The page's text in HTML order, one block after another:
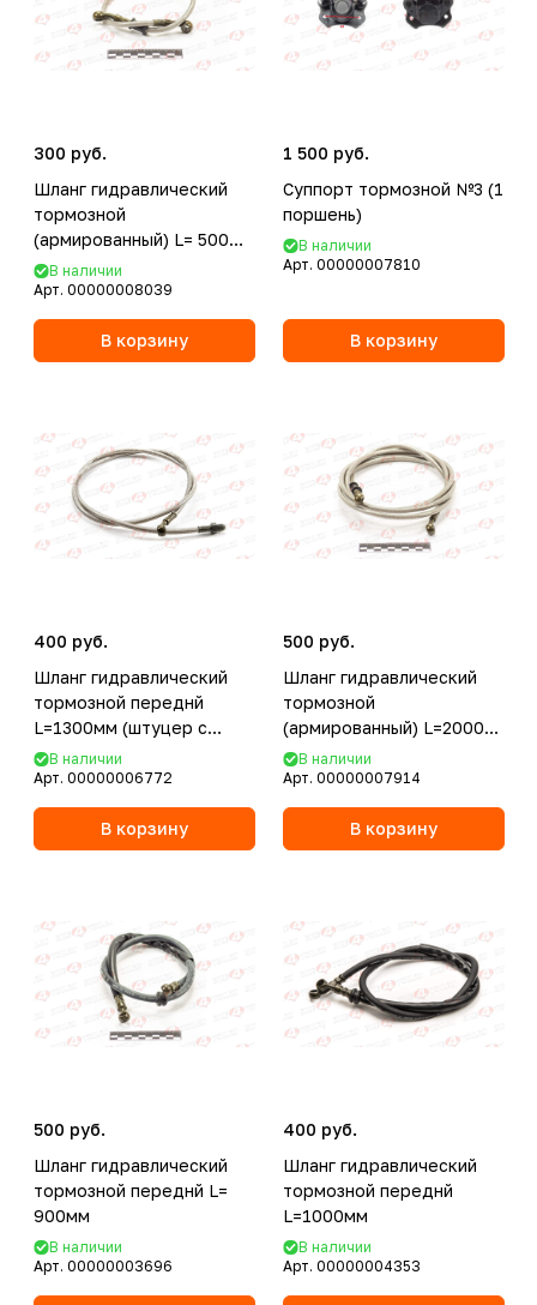
300 руб.
Шланг гидравлический
тормозной
(армированный) L= 500
d=10мм серый
В наличии
Арт. 00000008039
В корзину
1 500 руб.
Суппорт тормозной №3 (1
поршень)
В наличии
Арт. 00000007810
В корзину
400 руб.
Шланг гидравлический
тормозной переднй
L=1300мм (штуцер с
резьбой)
В наличии
Арт. 00000006772
В корзину
500 руб.
Шланг гидравлический
тормозной
(армированный) L=2000
d=10мм серый
В наличии
Арт. 00000007914
В корзину
500 руб.
Шланг гидравлический
тормозной переднй L=
900мм
В наличии
Арт. 00000003696
400 руб.
Шланг гидравлический
тормозной переднй
L=1000мм
В наличии
Арт. 00000004353